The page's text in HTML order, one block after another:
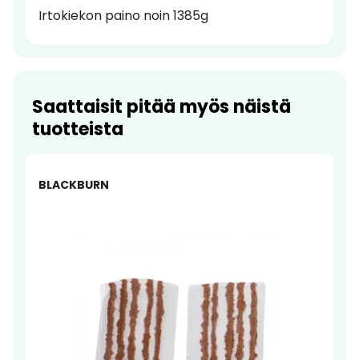
Irtokiekon paino noin 1385g
Saattaisit pitää myös näistä
tuotteista
BLACKBURN